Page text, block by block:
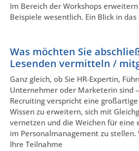
Im Bereich der Workshops
Beispiele wesentlich. Ein Blick in
Was möchten Sie
Lesenden vermitteln /
Ganz gleich, ob Sie HR-Expertin,
Unternehmer oder Marketerin sind
Recruiting verspricht eine
Wissen zu erweitern, sich mit
vernetzen und die Weichen für eine
im Personalmanagement zu
Ihre Teilnahme